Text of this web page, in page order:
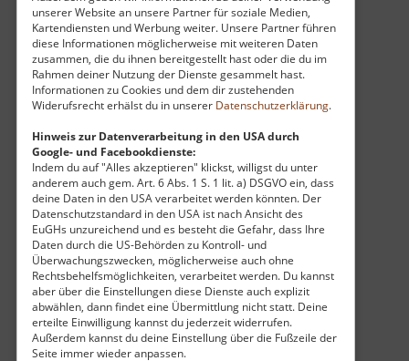
unserer Website an unsere Partner für soziale Medien,
Kartendiensten und Werbung weiter. Unsere Partner führen
diese Informationen möglicherweise mit weiteren Daten
zusammen, die du ihnen bereitgestellt hast oder die du im
Rahmen deiner Nutzung der Dienste gesammelt hast.
Informationen zu Cookies und dem dir zustehenden
Widerufsrecht erhälst du in unserer Datenschutzerklärung.
Hinweis zur Datenverarbeitung in den USA durch
Google- und Facebookdienste:
Indem du auf "Alles akzeptieren" klickst, willigst du unter
anderem auch gem. Art. 6 Abs. 1 S. 1 lit. a) DSGVO ein, dass
deine Daten in den USA verarbeitet werden könnten. Der
Datenschutzstandard in den USA ist nach Ansicht des
EuGHs unzureichend und es besteht die Gefahr, dass Ihre
Daten durch die US-Behörden zu Kontroll- und
Überwachungszwecken, möglicherweise auch ohne
Rechtsbehelfsmöglichkeiten, verarbeitet werden. Du kannst
aber über die Einstellungen diese Dienste auch explizit
abwählen, dann findet eine Übermittlung nicht statt. Deine
erteilte Einwilligung kannst du jederzeit widerrufen.
Außerdem kannst du deine Einstellung über die Fußzeile der
Seite immer wieder anpassen.
dessen Herzstück ein kunstvoller Kanzelaltar
und die charakteristischen zweigeschossigen
Emporen bilden. Ein besonderer Genuss für die
Ohren ist die klangvolle Jehmlich-Orgel aus dem
Jahr 1889. Als lebendiges kulturelles Zentrum
verbindet die Kirche spannende Architektur mit
einer tiefen Ruhe und lädt dazu ein, inmitten der
idyllischen Erzgebirgslandschaft einen Moment
innezuhalten.